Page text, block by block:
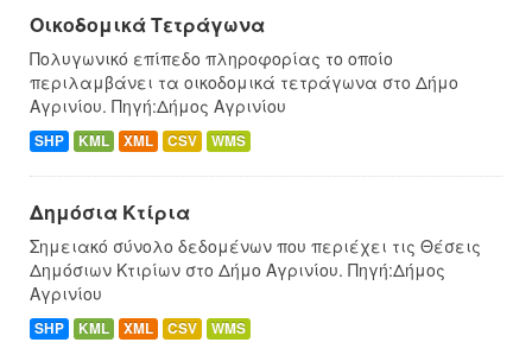
Οικοδομικά Τετράγωνα
Πολυγωνικό επίπεδο πληροφορίας το οποίο
περιλαμβάνει τα οικοδομικά τετράγωνα στο Δήμο
Αγρινίου. Πηγή:Δήμος Αγρινίου
SHP KML XML CSV WMS
Δημόσια Κτίρια
Σημειακό σύνολο δεδομένων που περιέχει τις Θέσεις
Δημόσιων Κτιρίων στο Δήμο Αγρινίου. Πηγή:Δήμος
Αγρινίου
SHP KML XML CSV WMS